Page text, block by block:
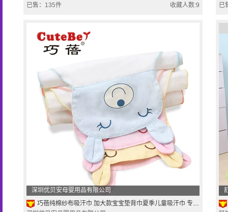
已售：135件 收藏人数:9 已
深圳优贝安母婴用品有限公司
巧蓓纯棉纱布吸汗巾 加大款宝宝垫背巾夏季儿童吸汗巾 专柜正品